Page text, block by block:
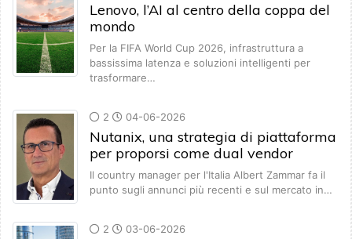
Lenovo, l’AI al centro della coppa del
mondo
Per la FIFA World Cup 2026, infrastruttura a
bassissima latenza e soluzioni intelligenti per
trasformare…
2 04-06-2026
Nutanix, una strategia di piattaforma
per proporsi come dual vendor
Il country manager per l'Italia Albert Zammar fa il
punto sugli annunci più recenti e sul mercato in…
2 03-06-2026